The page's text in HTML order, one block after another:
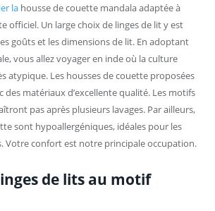
la housse de couette mandala adaptée à
officiel. Un large choix de linges de lit y est
goûts et les dimensions de lit. En adoptant
vous allez voyager en inde où la culture
atypique. Les housses de couette proposées
des matériaux d’excellente qualité. Les motifs
pas après plusieurs lavages. Par ailleurs,
sont hypoallergéniques, idéales pour les
Votre confort est notre principale occupation.
de lits au motif